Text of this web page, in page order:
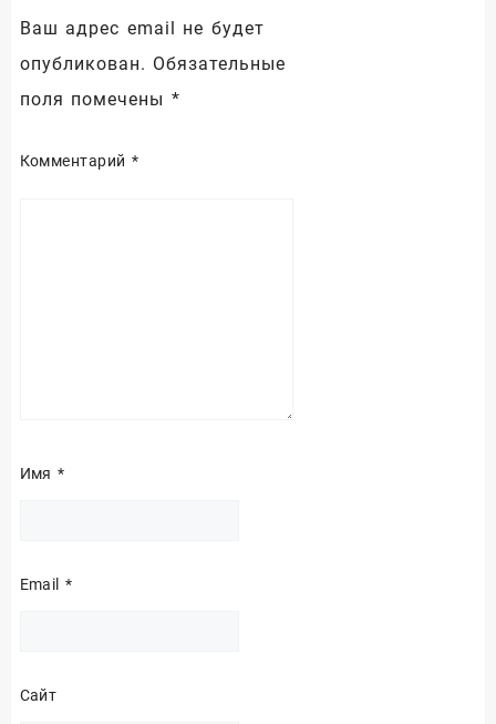
Ваш адрес email не будет
опубликован. Обязательные
поля помечены *
Комментарий *
Имя*
Email *
Сайт